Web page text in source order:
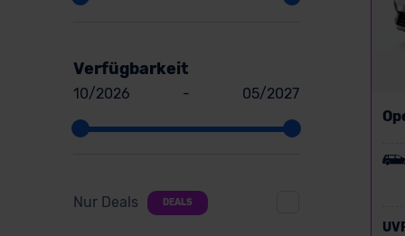
Verfügbarkeit
10/2026 - 05/2027
Nur Deals DEALS